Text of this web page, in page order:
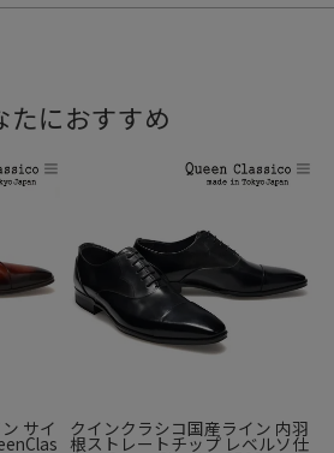
たにおすすめ
サイ クインクラシコ国産ライン 内羽
根ストレートチップ レベルソ仕